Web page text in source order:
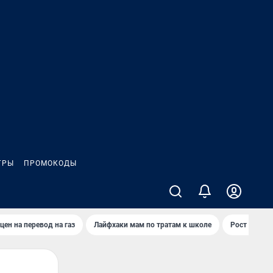
ПРОМОКОДЫ
на перевод на газ Лайфхаки мам по тратам к школе Рост цен на